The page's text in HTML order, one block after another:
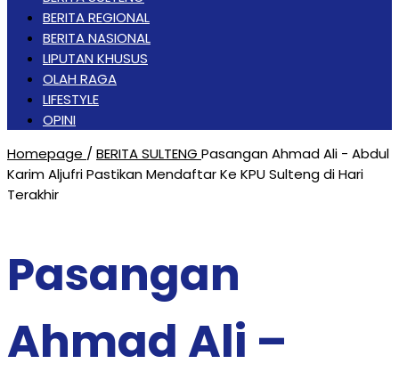
BERITA REGIONAL
BERITA NASIONAL
LIPUTAN KHUSUS
OLAH RAGA
LIFESTYLE
OPINI
Homepage / BERITA SULTENG Pasangan Ahmad Ali - Abdul
Karim Aljufri Pastikan Mendaftar Ke KPU Sulteng di Hari
Terakhir
Pasangan
Ahmad Ali –